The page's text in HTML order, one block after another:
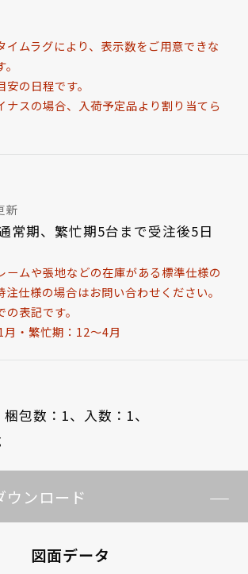
ムラグにより、表示数をご用意できな
の日程です。
スの場合、入荷予定品より割り当てら
新
常期、繁忙期5台まで受注後5日
ムや張地などの在庫がある標準仕様の
注仕様の場合はお問い合わせください。
表記です。
・繁忙期：12～4月
梱包数：1、 入数：1、
ウンロード
図面データ